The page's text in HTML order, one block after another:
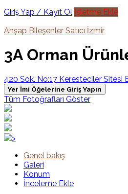
Giriş Yap / Kayıt Ol İşletme Ekle
Ahşap Bileşenler Satıcı İzmir
3A Orman
420 Sok. No:17 Keresteciler Sitesi
Yer İmi Öğelerine Giriş Yapın
Tüm Fotoğrafları Göster
>
Genel bakış
Galeri
Konum
İnceleme Ekle